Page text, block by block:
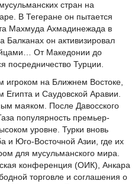
стран на
В Тегеране он пытается
Махмуда Ахмадинежада в
Балканах он активизировал
От Македонии до
посредничество Турции.
игроком на Ближнем Востоке,
Египта и Саудовской Аравии.
маяком. После Давосского
популярность премьер-
уровне. Турки вновь
и Юго-Восточной Азии, где их
для мусульманского мира.
конференция (ОИК), Анкара
торговле и соглашения о